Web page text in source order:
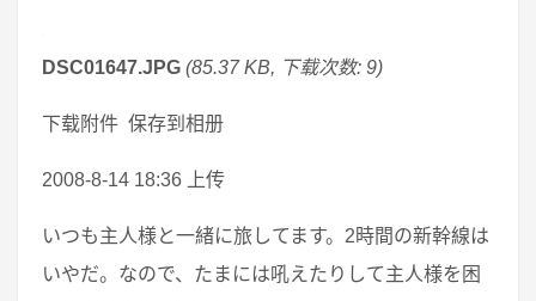
DSC01647.JPG (85.37 KB, 下载次数: 9)
下载附件 保存到相册
2008-8-14 18:36 上传
いつも主人様と一緒に旅してます。2時間の新幹線は
いやだ。なので、たまには吼えたりして主人様を困